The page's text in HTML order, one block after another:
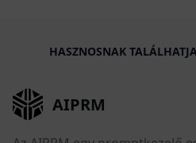
HASZNOSNAK
AIPRM